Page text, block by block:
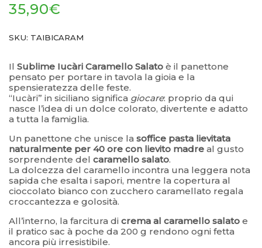
35,90€
SKU: TAIBICARAM
Il Sublime Iucàri Caramello Salato è il panettone
pensato per portare in tavola la gioia e la
spensieratezza delle feste.
“Iucàri” in siciliano significa giocare: proprio da qui
nasce l’idea di un dolce colorato, divertente e adatto
a tutta la famiglia.
Un panettone che unisce la soffice pasta lievitata
naturalmente per 40 ore con lievito madre al gusto
sorprendente del caramello salato.
La dolcezza del caramello incontra una leggera nota
sapida che esalta i sapori, mentre la copertura al
cioccolato bianco con zucchero caramellato regala
croccantezza e golosità.
All’interno, la farcitura di crema al caramello salato e
il pratico sac à poche da 200 g rendono ogni fetta
ancora più irresistibile.